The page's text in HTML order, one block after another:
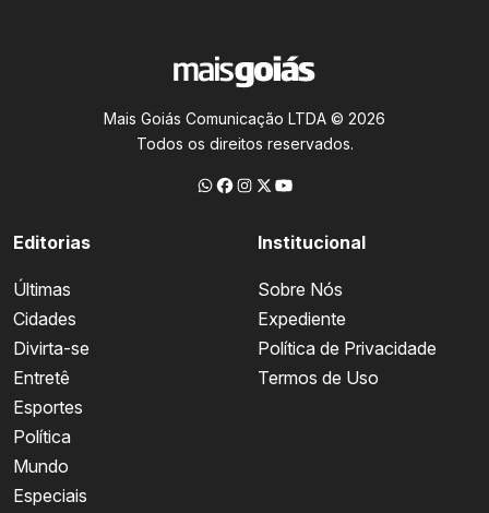
Mais Goiás Comunicação LTDA © 2026
Todos os direitos reservados.
Editorias
Últimas
Cidades
Divirta-se
Entretê
Esportes
Política
Mundo
Especiais
Institucional
Sobre Nós
Expediente
Política de Privacidade
Termos de Uso